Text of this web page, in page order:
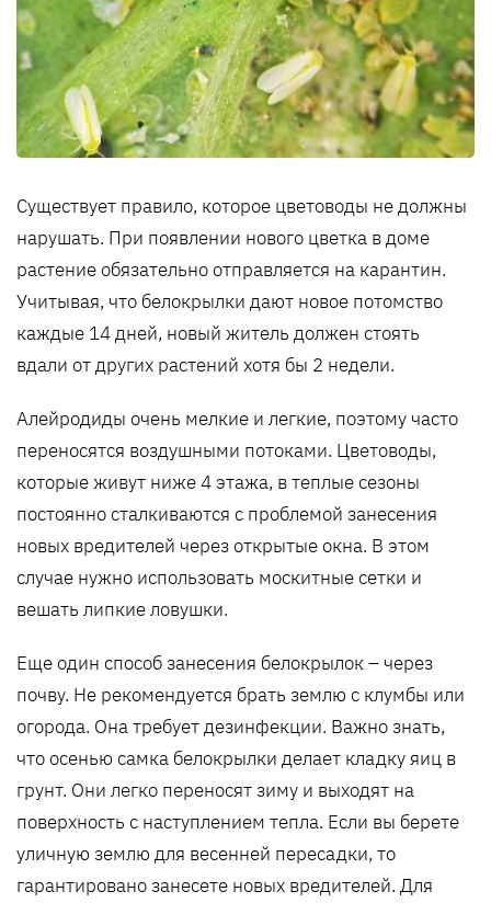
Существует правило, которое цветоводы не должны
нарушать. При появлении нового цветка в доме
растение обязательно отправляется на карантин.
Учитывая, что белокрылки дают новое потомство
каждые 14 дней, новый житель должен стоять
вдали от других растений хотя бы 2 недели.
Алейродиды очень мелкие и легкие, поэтому часто
переносятся воздушными потоками. Цветоводы,
которые живут ниже 4 этажа, в теплые сезоны
постоянно сталкиваются с проблемой занесения
новых вредителей через открытые окна. В этом
случае нужно использовать москитные сетки и
вешать липкие ловушки.
Еще один способ занесения белокрылок – через
почву. Не рекомендуется брать землю с клумбы или
огорода. Она требует дезинфекции. Важно знать,
что осенью самка белокрылки делает кладку яиц в
грунт. Они легко переносят зиму и выходят на
поверхность с наступлением тепла. Если вы берете
уличную землю для весенней пересадки, то
гарантировано занесете новых вредителей. Для